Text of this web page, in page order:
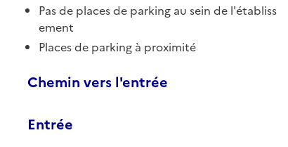
Pas de places de parking au sein de l'établiss
ement
Places de parking à proximité
Chemin vers l'entrée
Entrée